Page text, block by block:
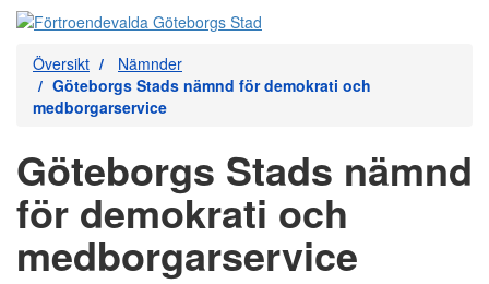
Översikt
Nämnder
Göteborgs Stads nämnd för demokrati och
medborgarservice
Göteborgs Stads nämnd
för demokrati och
medborgarservice